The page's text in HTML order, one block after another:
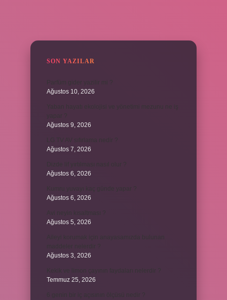
SON YAZILAR
Ağustos 10, 2026
Ağustos 9, 2026
Ağustos 7, 2026
Ağustos 6, 2026
Ağustos 6, 2026
Ağustos 5, 2026
Ağustos 3, 2026
Temmuz 25, 2026